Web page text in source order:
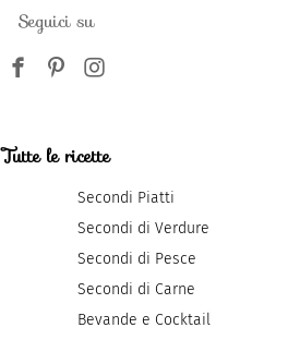
Seguici su
Tutte le ricette
Secondi Piatti
Secondi di Verdure
Secondi di Pesce
Secondi di Carne
Bevande e Cocktail